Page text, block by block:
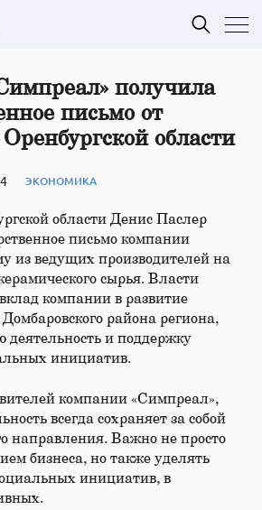
получила
письмо от
области
ЭКОНОМИКА
области Денис Паслер
письмо компании
из ведущих производителей на
сырья. Власти
компании в развитие
района региона,
деятельность и поддержку
инициатив.
компании «Симпреал»,
всегда сохраняет за собой
направления. Важно не просто
бизнеса, но также уделять
инициатив, в